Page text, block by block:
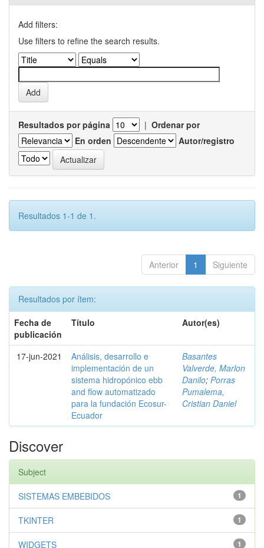
Add filters:
Use filters to refine the search results.
Resultados por página | Ordenar por
En orden
Autor/registro
Resultados 1-1 de 1.
Anterior 1 Siguiente
Resultados por ítem:
Fecha de
publicación
Título Autor(es)
17-jun-2021
Análisis, desarrollo e
implementación de un
sistema hidropónico ebb
and flow automatizado
para la fundación Ecosur-
Ecuador
Basantes
Valverde, Marlon
Danilo; Porras
Pumalema,
Cristian Daniel
Discover
Subject
1
SISTEMAS EMBEBIDOS
1
TKINTER
1
WIDGETS